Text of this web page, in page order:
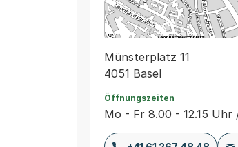
Münsterplatz 11
4051 Basel
Öffnungszeiten
Mo - Fr 8.00 - 12.15 Uhr